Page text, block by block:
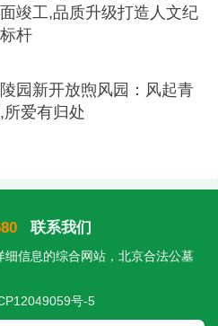
竣工,品质升级打造人文纪
杆
园新开放煦风园：风起青
所爱有归处
联系我们
细信息的综合网站，北京合法公墓
号-5